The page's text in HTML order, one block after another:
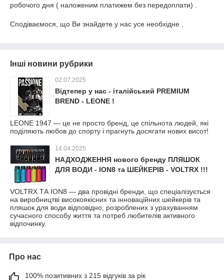
робочого дня ( наложеним платижем без передоплати) .
Сподіваємося, що Ви знайдете у нас усе необхідне .
Інші новини рубрики
02.07.2025
Відтепер у нас - італійський PREMIUM
BREND - LEONE !
LEONE 1947 — це не просто бренд, це спільнота людей, які
поділяють любов до спорту і прагнуть досягати нових висот!
14.04.2025
НАДХОДЖЕННЯ нового бренду ПЛЯШОК
ДЛЯ ВОДИ - ION8 та ШЕЙКЕРІВ - VOLTRX !!!
VOLTRX ТА ION8 — два провідні бренди, що спеціалізується
на виробництві високоякісних та інноваційних шейкерів та
пляшок для води відповідно, розроблених з урахуванням
сучасного способу життя та потреб любителів активного
відпочинку.
Про нас
100% позитивних з 215 відгуків за рік